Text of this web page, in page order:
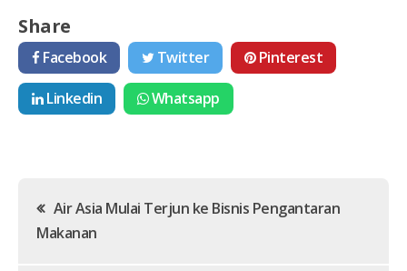
Share
Facebook Twitter Pinterest
Linkedin Whatsapp
Post
navigation
Air Asia Mulai Terjun ke Bisnis Pengantaran
Makanan